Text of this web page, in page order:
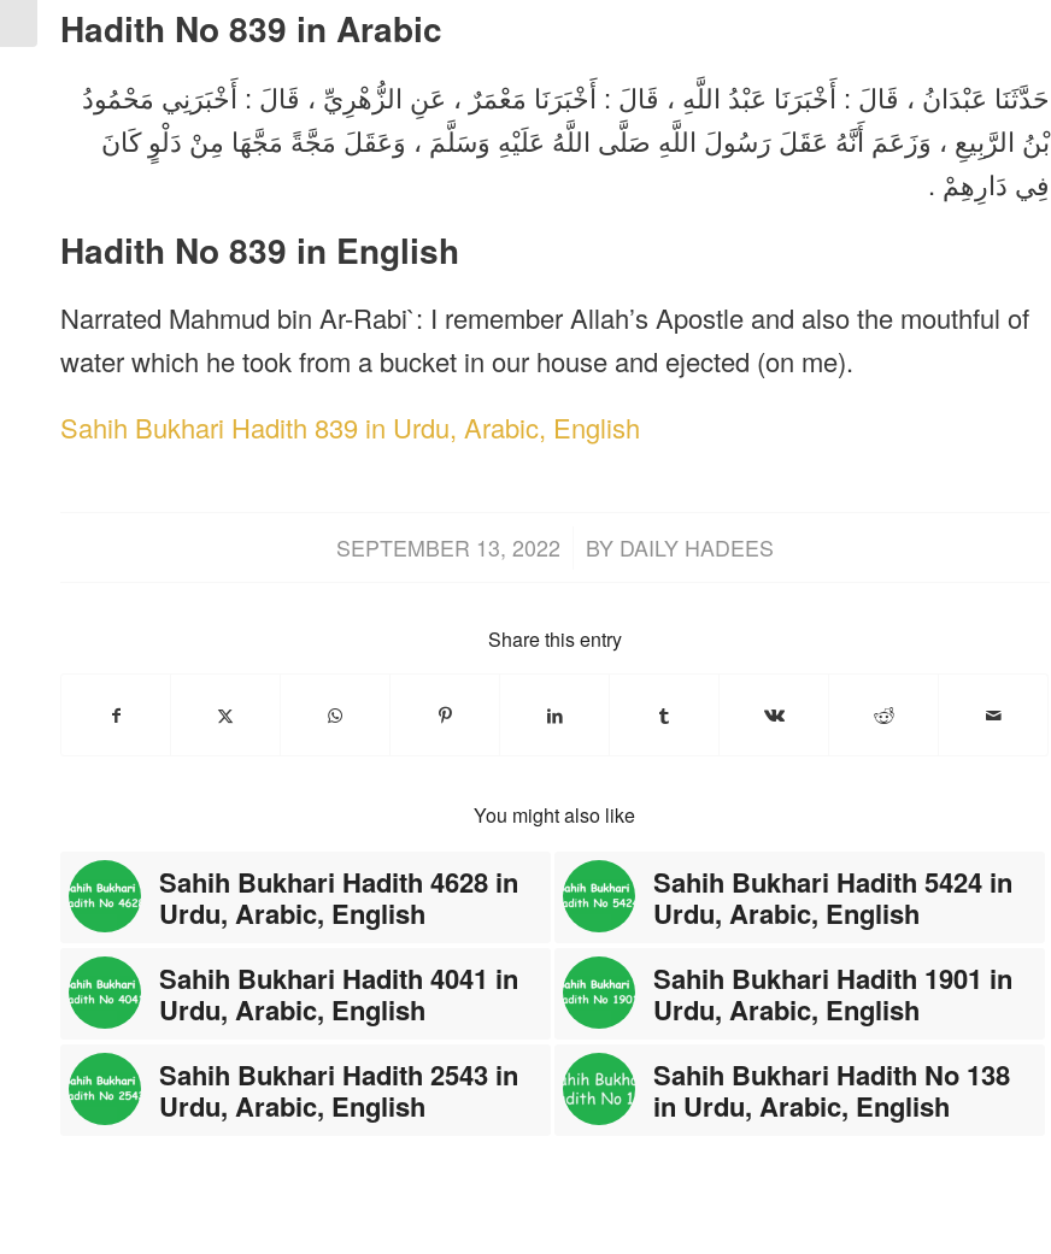
Hadith No 839 in Arabic
حَدَّثَنَا عَبْدَانُ ، قَالَ : أَخْبَرَنَا عَبْدُ اللَّهِ ، قَالَ : أَخْبَرَنَا مَعْمَرٌ ، عَنِ الزُّهْرِيِّ ، قَالَ : أَخْبَرَنِي مَحْمُودُ
بْنُ الرَّبِيعِ ، وَزَعَمَ أَنَّهُ عَقَلَ رَسُولَ اللَّهِ صَلَّى اللَّهُ عَلَيْهِ وَسَلَّمَ ، وَعَقَلَ مَجَّةً مَجَّهَا مِنْ دَلْوٍ كَانَ
فِي دَارِهِمْ .
Hadith No 839 in English
Narrated Mahmud bin Ar-Rabi`: I remember Allah’s Apostle and also the mouthful of
water which he took from a bucket in our house and ejected (on me).
Sahih Bukhari Hadith 839 in Urdu, Arabic, English
SEPTEMBER 13, 2022
/ BY DAILY HADEES
Share this entry
You might also like
Sahih Bukhari Hadith 4628 in
Urdu, Arabic, English
Sahih Bukhari Hadith 5424 in
Urdu, Arabic, English
Sahih Bukhari Hadith 4041 in
Urdu, Arabic, English
Sahih Bukhari Hadith 1901 in
Urdu, Arabic, English
Sahih Bukhari Hadith 2543 in
Urdu, Arabic, English
Sahih Bukhari Hadith No 138
in Urdu, Arabic, English